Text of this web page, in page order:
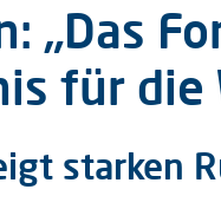
„Das
für die
starken